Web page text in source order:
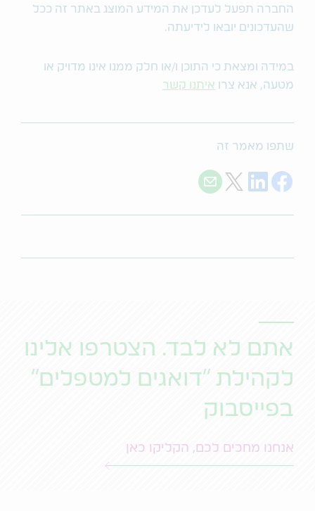
החברה תפעל לעדכן את המידע המוצג באתר זה ככל
שהעדכונים יובאו לידיעתה.
במידה ומצאת כי התוכן ו/או חלק ממנו אינו מדויק או
מטעה, אנא צרו איתנו קשר
שתפו מאמר זה
Share on Facebook
Share on LinkedIn
Share on Twitter
Share with E-mail
אתם לא לבד. הצטרפו אלינו
לקהילת "דואגים למטפלים"
בפייסבוק
אנחנו מחכים לכם, הקליקו כאן